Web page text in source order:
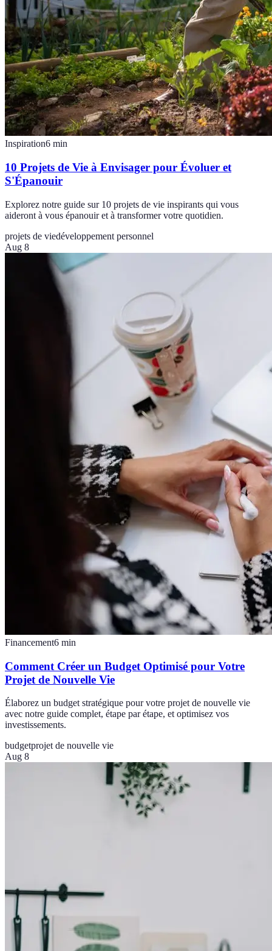
Inspiration6 min
10 Projets de Vie à Envisager pour Évoluer et
S'Épanouir
Explorez notre guide sur 10 projets de vie inspirants qui vous
aideront à vous épanouir et à transformer votre quotidien.
projets de viedéveloppement personnel
Aug 8
Financement6 min
Comment Créer un Budget Optimisé pour Votre
Projet de Nouvelle Vie
Élaborez un budget stratégique pour votre projet de nouvelle vie
avec notre guide complet, étape par étape, et optimisez vos
investissements.
budgetprojet de nouvelle vie
Aug 8